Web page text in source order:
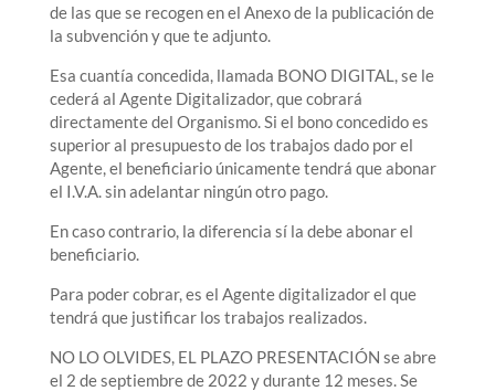
de las que se recogen en el Anexo de la publicación de
la subvención y que te adjunto.
Esa cuantía concedida, llamada BONO DIGITAL, se le
cederá al Agente Digitalizador, que cobrará
directamente del Organismo. Si el bono concedido es
superior al presupuesto de los trabajos dado por el
Agente, el beneficiario únicamente tendrá que abonar
el I.V.A. sin adelantar ningún otro pago.
En caso contrario, la diferencia sí la debe abonar el
beneficiario.
Para poder cobrar, es el Agente digitalizador el que
tendrá que justificar los trabajos realizados.
NO LO OLVIDES, EL PLAZO PRESENTACIÓN se abre
el 2 de septiembre de 2022 y durante 12 meses. Se